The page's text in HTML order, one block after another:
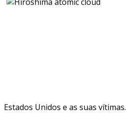
Estados Unidos e as suas vítimas.